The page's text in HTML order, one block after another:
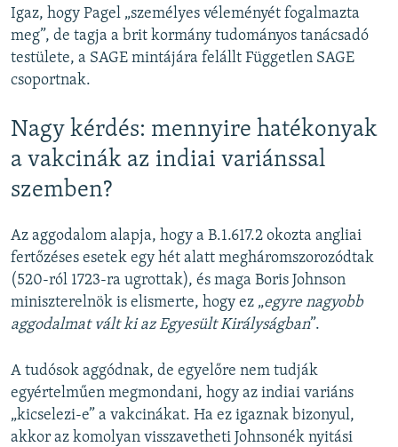
Igaz, hogy Pagel „személyes véleményét fogalmazta
meg”, de tagja a brit kormány tudományos tanácsadó
testülete, a SAGE mintájára felállt Független SAGE
csoportnak.
Nagy kérdés: mennyire hatékonyak
a vakcinák az indiai variánssal
szemben?
Az aggodalom alapja, hogy a B.1.617.2 okozta angliai
fertőzéses esetek egy hét alatt megháromszorozódtak
(520-ról 1723-ra ugrottak), és maga Boris Johnson
miniszterelnök is elismerte, hogy ez „egyre nagyobb
aggodalmat vált ki az Egyesült Királyságban”.
A tudósok aggódnak, de egyelőre nem tudják
egyértelműen megmondani, hogy az indiai variáns
„kicselezi-e” a vakcinákat. Ha ez igaznak bizonyul,
akkor az komolyan visszavetheti Johnsonék nyitási